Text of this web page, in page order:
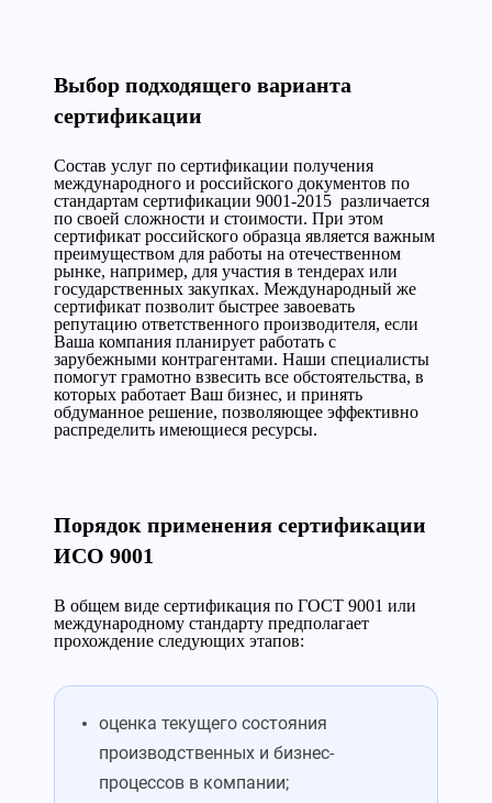
Выбор подходящего варианта
сертификации
Состав услуг по сертификации получения
международного и российского документов по
стандартам сертификации 9001-2015 различается
по своей сложности и стоимости. При этом
сертификат российского образца является важным
преимуществом для работы на отечественном
рынке, например, для участия в тендерах или
государственных закупках. Международный же
сертификат позволит быстрее завоевать
репутацию ответственного производителя, если
Ваша компания планирует работать с
зарубежными контрагентами. Наши специалисты
помогут грамотно взвесить все обстоятельства, в
которых работает Ваш бизнес, и принять
обдуманное решение, позволяющее эффективно
распределить имеющиеся ресурсы.
Порядок применения сертификации
ИСО 9001
В общем виде сертификация по ГОСТ 9001 или
международному стандарту предполагает
прохождение следующих этапов:
оценка текущего состояния
производственных и бизнес-
процессов в компании;